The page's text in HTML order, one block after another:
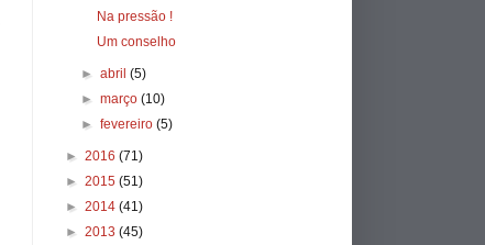
Na pressão !
Um conselho
► abril (5)
► março (10)
► fevereiro (5)
► 2016 (71)
► 2015 (51)
► 2014 (41)
► 2013 (45)